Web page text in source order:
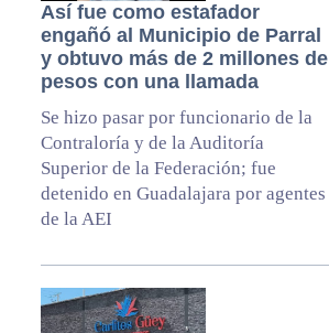
Así fue como estafador
engañó al Municipio de Parral
y obtuvo más de 2 millones de
pesos con una llamada
Se hizo pasar por funcionario de la
Contraloría y de la Auditoría
Superior de la Federación; fue
detenido en Guadalajara por agentes
de la AEI